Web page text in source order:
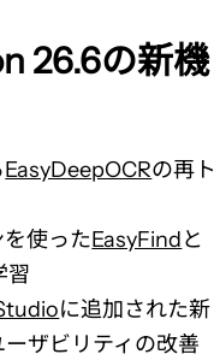
26.6の新機
EasyDeepOCRの再ト
使ったEasyFindと
習
に追加された新
ザビリティの改善